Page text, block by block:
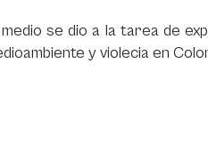
se dio a la tarea de
y violecia en